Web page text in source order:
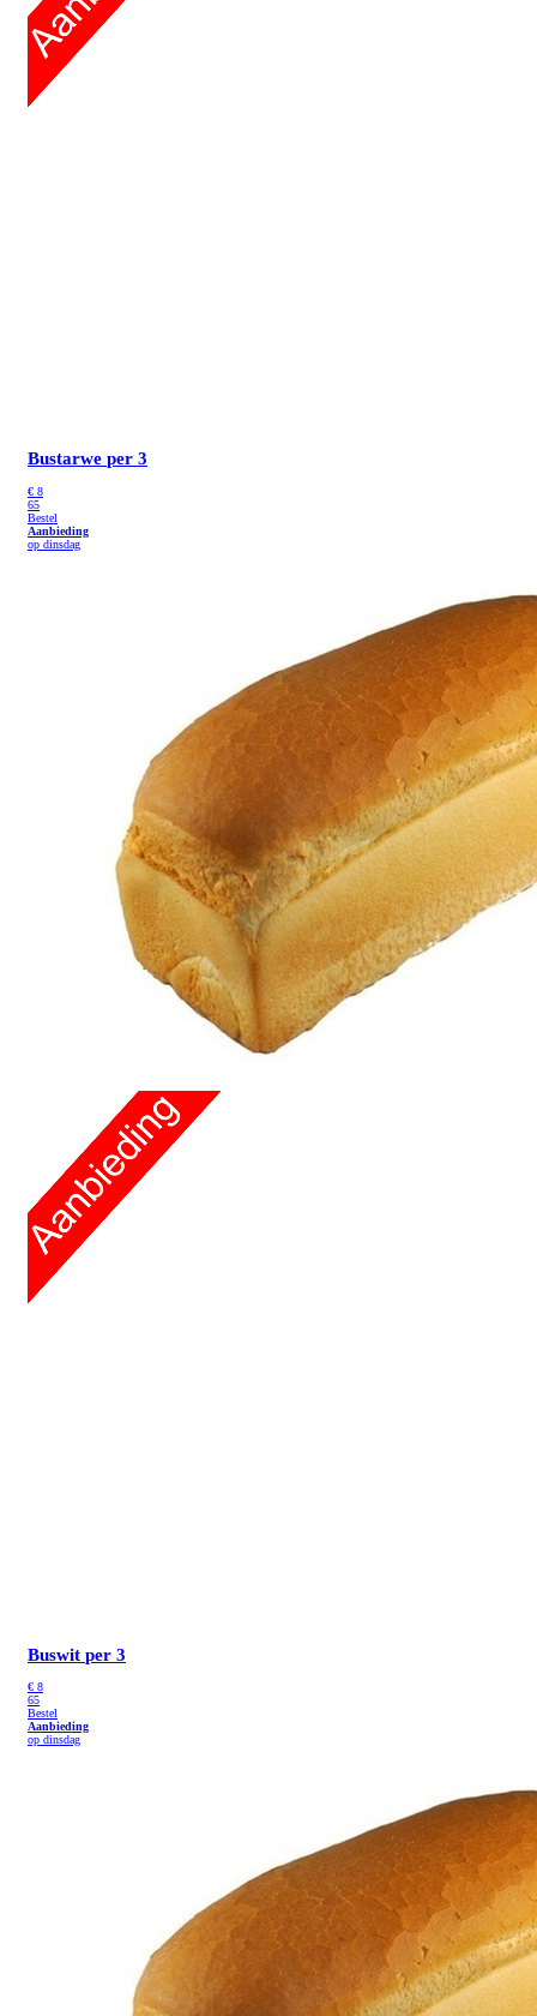
Bustarwe per 3
€ 8
65
Bestel
Aanbieding
op dinsdag
Buswit per 3
€ 8
65
Bestel
Aanbieding
op dinsdag